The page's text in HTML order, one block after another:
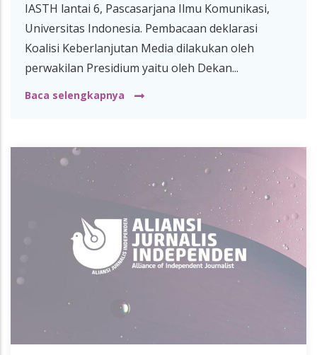
IASTH lantai 6, Pascasarjana Ilmu Komunikasi,
Universitas Indonesia. Pembacaan deklarasi
Koalisi Keberlanjutan Media dilakukan oleh
perwakilan Presidium yaitu oleh Dekan...
Baca selengkapnya